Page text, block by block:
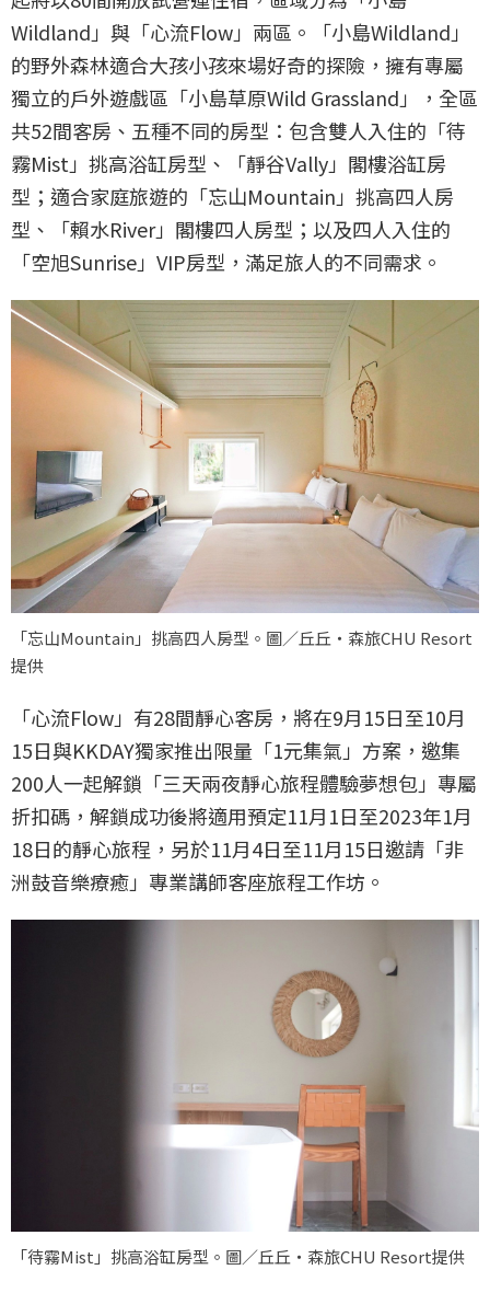
Wildland」與「心流Flow」兩區。「小島Wildland」
的野外森林適合大孩小孩來場好奇的探險，擁有專屬
獨立的戶外遊戲區「小島草原Wild Grassland」，全區
共52間客房、五種不同的房型：包含雙人入住的「待
霧Mist」挑高浴缸房型、「靜谷Vally」閣樓浴缸房
型；適合家庭旅遊的「忘山Mountain」挑高四人房
型、「賴水River」閣樓四人房型；以及四人入住的
「空旭Sunrise」VIP房型，滿足旅人的不同需求。
「忘山Mountain」挑高四人房型。圖／丘丘‧森旅CHU Resort
提供
「心流Flow」有28間靜心客房，將在9月15日至10月
15日與KKDAY獨家推出限量「1元集氣」方案，邀集
200人一起解鎖「三天兩夜靜心旅程體驗夢想包」專屬
折扣碼，解鎖成功後將適用預定11月1日至2023年1月
18日的靜心旅程，另於11月4日至11月15日邀請「非
洲鼓音樂療癒」專業講師客座旅程工作坊。
「待霧Mist」挑高浴缸房型。圖／丘丘‧森旅CHU Resort提供